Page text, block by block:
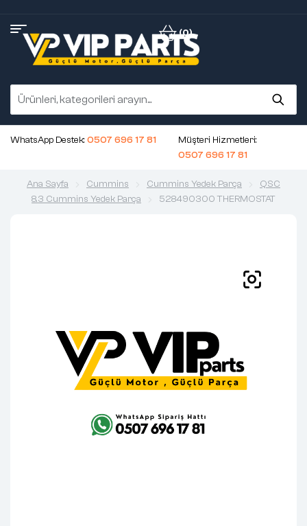
(0)
WhatsApp Destek: 0507 696 17 81
Müşteri Hizmetleri:
0507 696 17 81
Ana Sayfa Cummins Cummins Yedek Parça
QSC
8.3 Cummins Yedek Parça
528490300 THERMOSTAT